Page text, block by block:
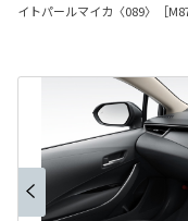
イトパールマイカ〈089〉［